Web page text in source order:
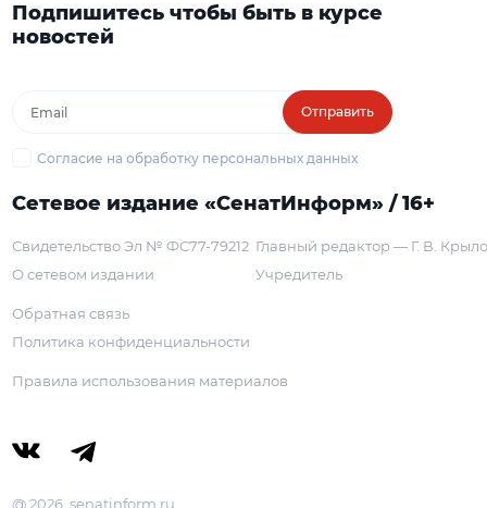
Подпишитесь чтобы быть в курсе
новостей
Отправить
Согласие на обработку персональных данных
Сетевое издание «СенатИнформ» / 16+
Свидетельство Эл № ФС77-79212
О сетевом издании
Главный редактор — Г. В.
Учредитель
Обратная связь
Политика конфиденциальности
Правила использования материалов
@ 2026, senatinform.ru